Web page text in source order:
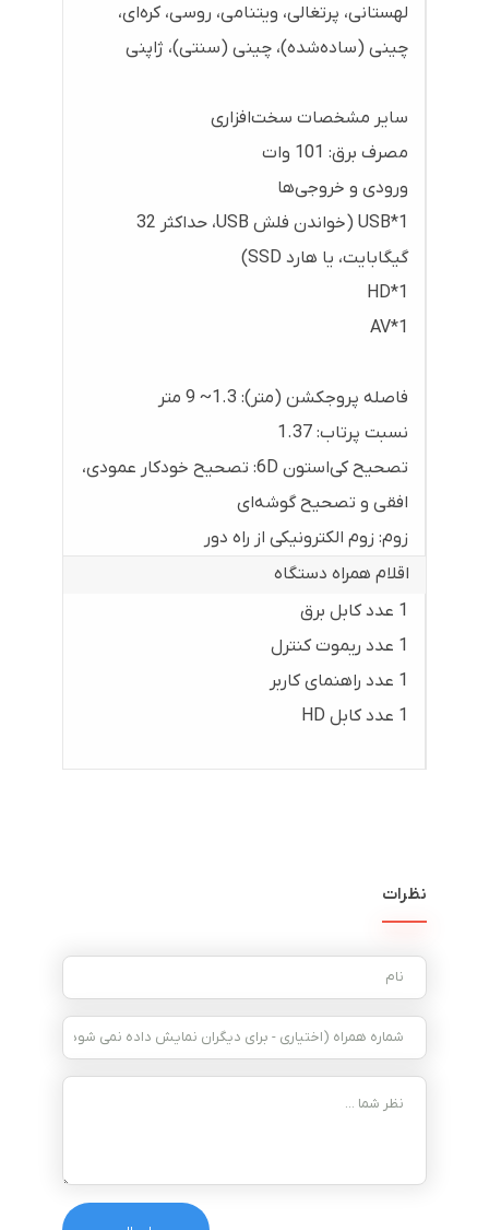
لهستانی، پرتغالی، ویتنامی، روسی، کره‌ای،
چینی (ساده‌شده)، چینی (سنتی)، ژاپنی
سایر مشخصات سخت‌افزاری
مصرف برق: 101 وات
ورودی و خروجی‌ها
USB*1 (خواندن فلش USB، حداکثر 32
گیگابایت، یا هارد SSD)
HD*1
AV*1
فاصله پروجکشن (متر): 1.3~ 9 متر
نسبت پرتاب: 1.37
تصحیح کی‌استون 6D: تصحیح خودکار عمودی،
افقی و تصحیح گوشه‌ای
زوم: زوم الکترونیکی از راه دور
اقلام همراه دستگاه
1 عدد کابل برق
1 عدد ریموت کنترل
1 عدد راهنمای کاربر
1 عدد کابل HD
نظرات